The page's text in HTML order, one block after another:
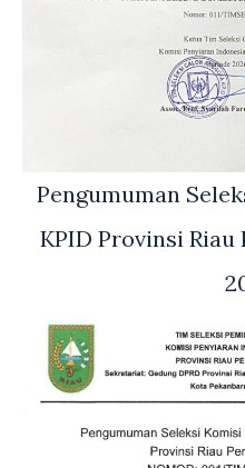
Pengumuman
KPID Provinsi